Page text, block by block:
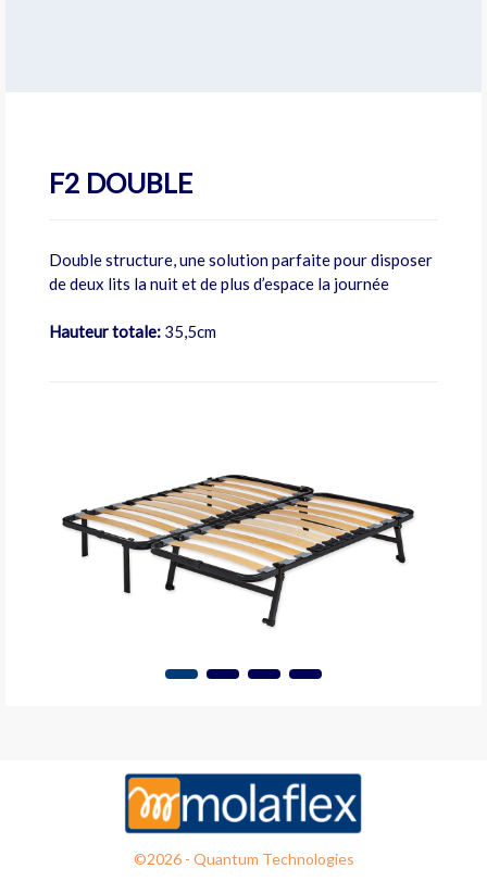
F2 DOUBLE
Double structure, une solution parfaite pour disposer
de deux lits la nuit et de plus d’espace la journée
Hauteur totale:35,5cm
©2026 - Quantum Technologies